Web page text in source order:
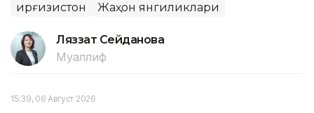
Қирғизистон Жаҳон янгиликлари
Ляззат Сейданова
Муаллиф
15:39, 06 Август 2026